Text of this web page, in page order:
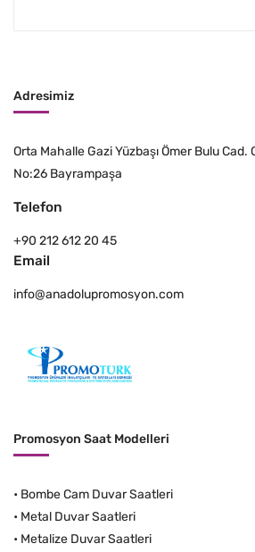
Adresimiz
Orta Mahalle Gazi Yüzbaşı Ömer Bulu
No:26 Bayrampaşa
Telefon
+90 212 612 20 45
Email
info@anadolupromosyon.com
Promosyon Saat Modelleri
• Bombe Cam Duvar Saatleri
• Metal Duvar Saatleri
• Metalize Duvar Saatleri